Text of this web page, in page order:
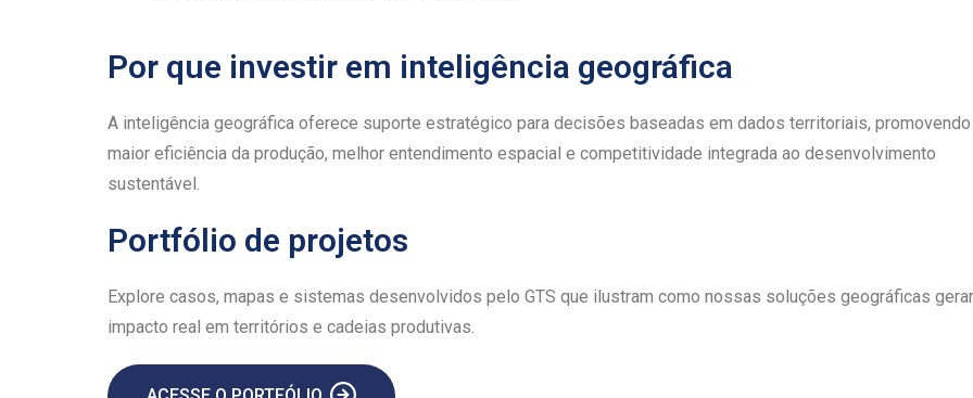
Por que investir em inteligência geográfica
A inteligência geográfica oferece suporte estratégico para decisões baseadas em dados territoriais, promovendo
maior eficiência da produção, melhor entendimento espacial e competitividade integrada ao desenvolvimento
sustentável.
Portfólio de projetos
Explore casos, mapas e sistemas desenvolvidos pelo GTS que ilustram como nossas soluções geográficas
impacto real em territórios e cadeias produtivas.